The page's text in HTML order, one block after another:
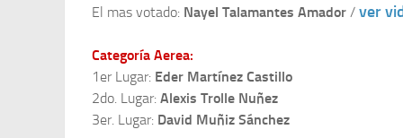
El mas votado: Nayel Talamantes Amador / ver
Categoría Aerea:
1er Lugar: Eder Martínez Castillo
2do. Lugar: Alexis Trolle Nuñez
3er. Lugar: David Muñiz Sánchez